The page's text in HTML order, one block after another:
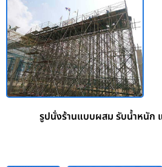
รูปนั่งร้านแบบผสม รับน้ำหนัก